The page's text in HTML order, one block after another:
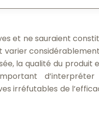
et ne sauraient
varier
la qualité du produit
d’interpréter
irréfutables de